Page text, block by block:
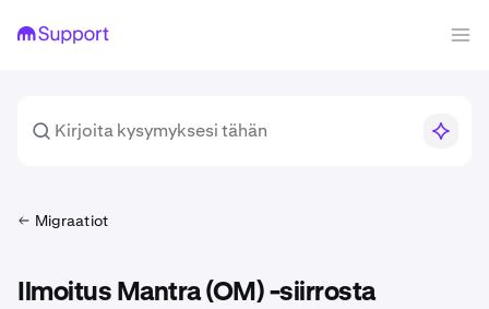
Migraatiot
Ilmoitus Mantra (OM) -siirrosta